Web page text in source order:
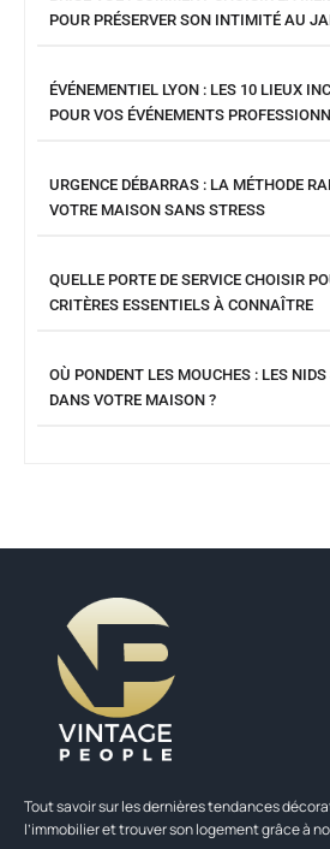
POUR PRÉSERVER SON INTIMITÉ AU
ÉVÉNEMENTIEL LYON : LES 10 LIEUX
POUR VOS ÉVÉNEMENTS
URGENCE DÉBARRAS : LA MÉTHODE
VOTRE MAISON SANS STRESS
QUELLE PORTE DE SERVICE CHOISIR
CRITÈRES ESSENTIELS À CONNAÎTRE
OÙ PONDENT LES MOUCHES : LES
DANS VOTRE MAISON ?
Tout savoir sur les dernières tendances
l’immobilier et trouver son logement grâce à